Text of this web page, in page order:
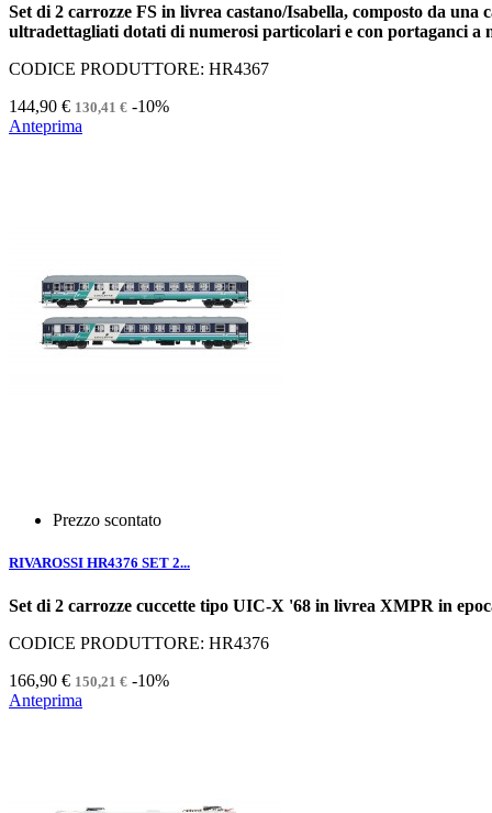
Set di 2 carrozze FS in livrea castano/Isabella, composto da
ultradettagliati dotati di numerosi particolari e con portaganci a
CODICE PRODUTTORE: HR4367
144,90 € 130,41 € -10%
Anteprima
Prezzo scontato
RIVAROSSI HR4376 SET 2...
Set di 2 carrozze cuccette tipo UIC-X '68 in livrea XMPR in
CODICE PRODUTTORE: HR4376
166,90 € 150,21 € -10%
Anteprima